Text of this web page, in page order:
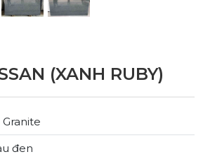
(XANH RUBY)
đen